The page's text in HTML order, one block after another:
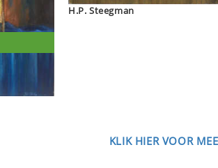
H.P. Steegman
KLIK HIER VOOR